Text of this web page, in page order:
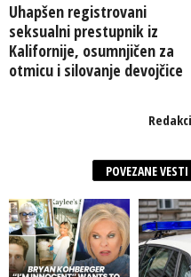
Uhapšen registrovani
seksualni prestupnik iz
Kalifornije, osumnjičen za
otmicu i silovanje devojčice
POVEZANE VESTI